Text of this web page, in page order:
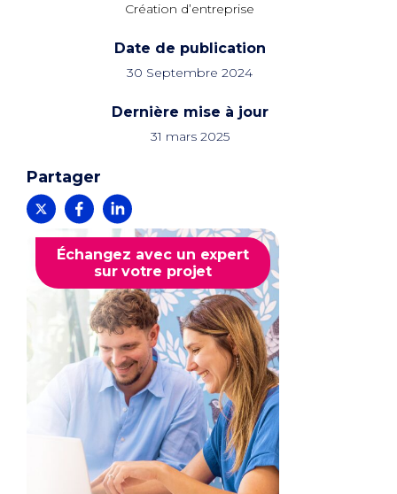
Création d’entreprise
Date de publication
30 Septembre 2024
Dernière mise à jour
31 mars 2025
Partager
Échangez avec un expert
sur votre projet